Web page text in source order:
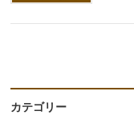
カテゴリー